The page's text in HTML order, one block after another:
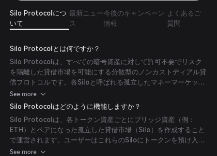
Silo Protocolにつ
いて
最新ニュー
ス
今後のキャンペーン
情報
よくあるご
質問
Silo Protocolとは何ですか？
Silo Protocolは、すべての暗号資産に対して許可不要でリスク
を隔離した貸借市場を可能にする分散型のノンカストディアル貸
借プロトコルです。各Siloと呼ばれる孤立したマネーマーケット
を作成し、それぞれがブリッジ資産（例：ETH）とユニークなト
ークンの2つの資産のみをサポートすることで、ユーザーはどの
トークンでも安全に借入や貸出ができます。この設計によりリス
クが隔離され、資本効率が向上します。
See more
Silo Protocolはどのように機能しますか？
Silo Protocolは、各トークン資産ごとにブリッジ資産（例：
ETH）とペアになった孤立した貸借市場（Silo）を作成すること
で運営されます。ユーザーはこれらのSiloにトークンを預け入
れ、借入可能にするかどうかを選択できます。借入可能な預金は
See more